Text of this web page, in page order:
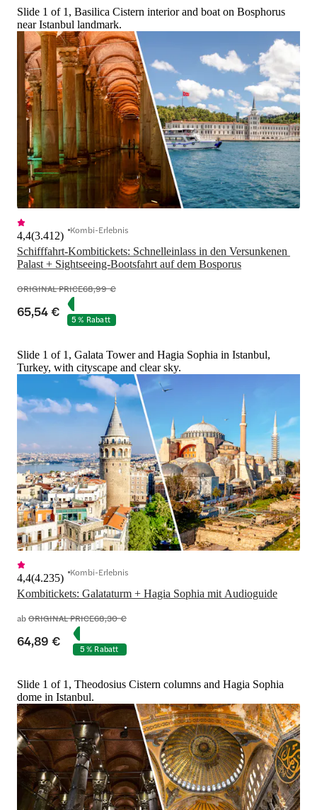
Slide 1 of 1, Basilica Cistern interior and boat on Bosphorus
near Istanbul landmark.
Schifffahrt-Kombitickets: Schnelleinlass in den Versunkenen
Palast + Sightseeing-Bootsfahrt auf dem Bosporus
4,4(3.412) Kombi-Erlebnis
ORIGINAL PRICE68,99 €
65,54 € 5 % Rabatt
Slide 1 of 1, Galata Tower and Hagia Sophia in Istanbul,
Turkey, with cityscape and clear sky.
Kombitickets: Galataturm + Hagia Sophia mit Audioguide
4,4(4.235) Kombi-Erlebnis
abORIGINAL PRICE68,30 €
64,89 € 5 % Rabatt
Slide 1 of 1, Theodosius Cistern columns and Hagia Sophia
dome in Istanbul.